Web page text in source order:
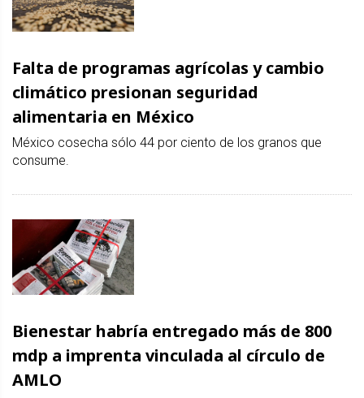
Falta de programas agrícolas y cambio
climático presionan seguridad
alimentaria en México
México cosecha sólo 44 por ciento de los granos que
consume.
Bienestar habría entregado más de 800
mdp a imprenta vinculada al círculo de
AMLO